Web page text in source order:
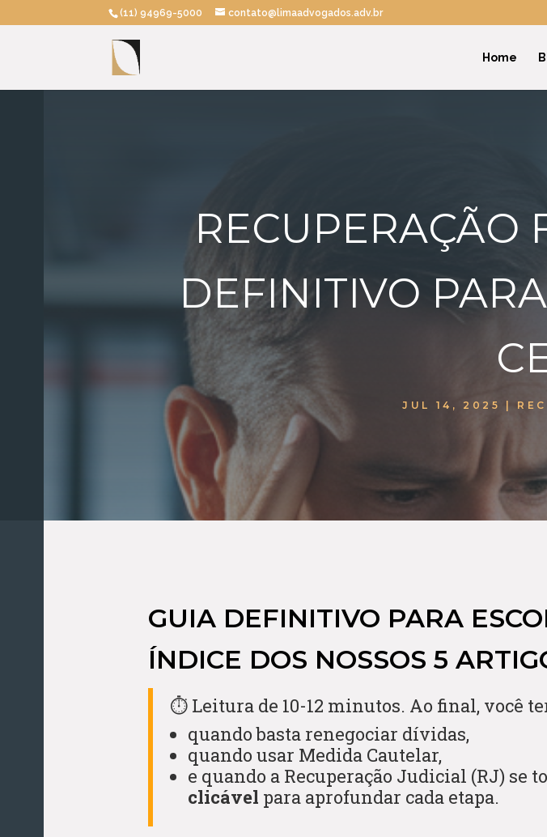
(11) 94969-5000 contato@limaadvogados.adv.br
Home
RECUPERAÇÃO
DEFINITIVO
JUL 14, 2025
GUIA DEFINITIVO PARA
ÍNDICE DOS NOSSOS 5
⏱️ Leitura de 10-12 minutos. Ao final, você
quando basta renegociar dívidas,
quando usar Medida Cautelar,
e quando a Recuperação Judicial (RJ)
clicável para aprofundar cada etapa.